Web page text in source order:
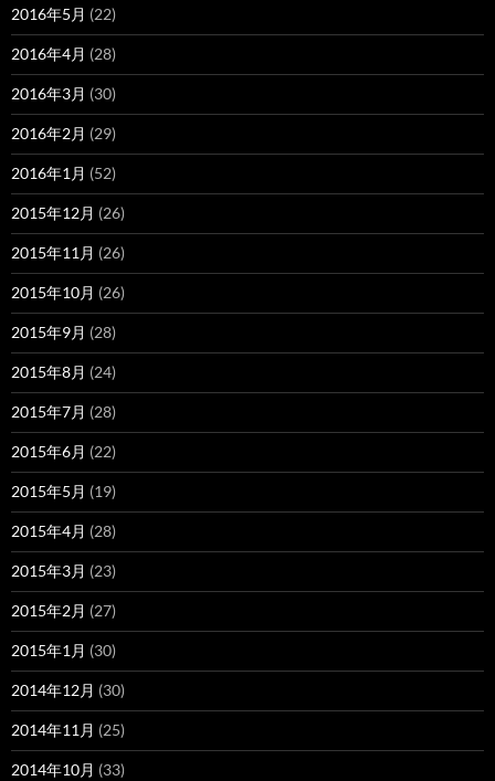
2016年5月 (22)
2016年4月 (28)
2016年3月 (30)
2016年2月 (29)
2016年1月 (52)
2015年12月 (26)
2015年11月 (26)
2015年10月 (26)
2015年9月 (28)
2015年8月 (24)
2015年7月 (28)
2015年6月 (22)
2015年5月 (19)
2015年4月 (28)
2015年3月 (23)
2015年2月 (27)
2015年1月 (30)
2014年12月 (30)
2014年11月 (25)
2014年10月 (33)